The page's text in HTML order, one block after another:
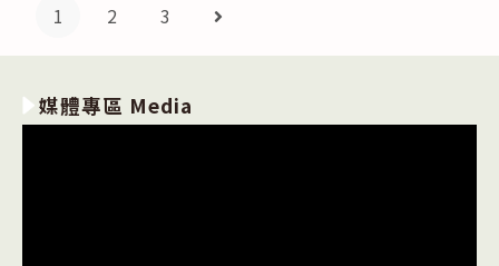
1 2 3 Go to the next page
媒體專區 Media